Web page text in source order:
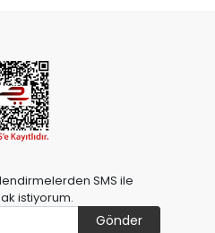
SMS ile
istiyorum.
Gönder